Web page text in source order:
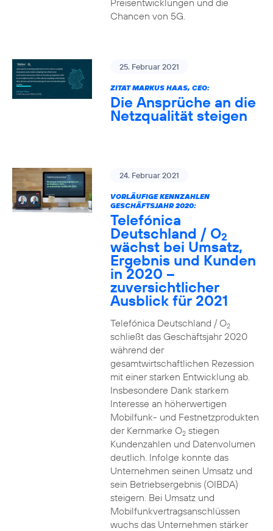
Preisentwicklungen und die
Chancen von 5G.
25. Februar 2021
ZITAT MARKUS HAAS, CEO:
Die Ansprüche an die
Netzqualität steigen
24. Februar 2021
VORLÄUFIGE KENNZAHLEN
GESCHÄFTSJAHR 2020:
Telefónica
Deutschland / O2
wächst bei Umsatz,
Ergebnis und Kunden
in 2020 –
zuversichtlicher
Ausblick für 2021
Telefónica Deutschland / O2
schließt das Geschäftsjahr 2020
während der
gesamtwirtschaftlichen Rezession
mit einer starken Entwicklung ab.
Insbesondere Dank starkem
Interesse an höherwertigen
Mobilfunk- und Festnetzprodukten
der Kernmarke O2stiegen
Kundenzahlen und Datenvolumen
deutlich. Infolge konnte das
Unternehmen seinen Umsatz und
sein Betriebsergebnis (OIBDA)
steigern. Bei Umsatz und
Mobilfunkvertragsanschlüssen
wuchs das Unternehmen stärker